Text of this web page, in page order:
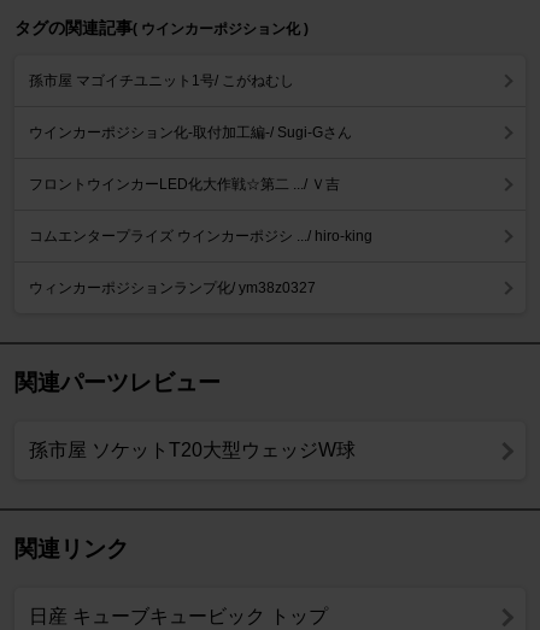
タグの関連記事( ウインカーポジション化 )
孫市屋 マゴイチユニット1号/ こがねむし
ウインカーポジション化-取付加工編-/ Sugi-Gさん
フロントウインカーLED化大作戦☆第二 .../ Ｖ吉
コムエンタープライズ ウインカーポジシ .../ hiro-king
ウィンカーポジションランプ化/ ym38z0327
関連パーツレビュー
孫市屋 ソケットT20大型ウェッジW球
関連リンク
日産 キューブキュービック トップ